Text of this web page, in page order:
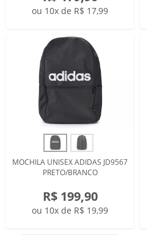
ou 10x de R$ 17,99
MOCHILA UNISEX ADIDAS JD9567
PRETO/BRANCO
R$ 199,90
ou 10x de R$ 19,99